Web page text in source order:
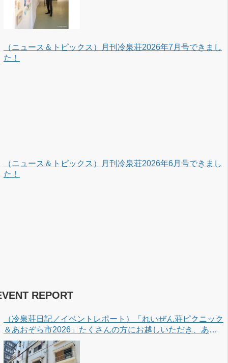
（ニュース＆トピックス）月刊冷泉荘2026年7月号できまし
た！
（ニュース＆トピックス）月刊冷泉荘2026年6月号できまし
た！
REPORT
（冷泉荘日記／イベントレポート）「れいぜん荘ピクニック
＆あおぞら市2026」たくさんの方にお越しいただき、あり
がとうございました！